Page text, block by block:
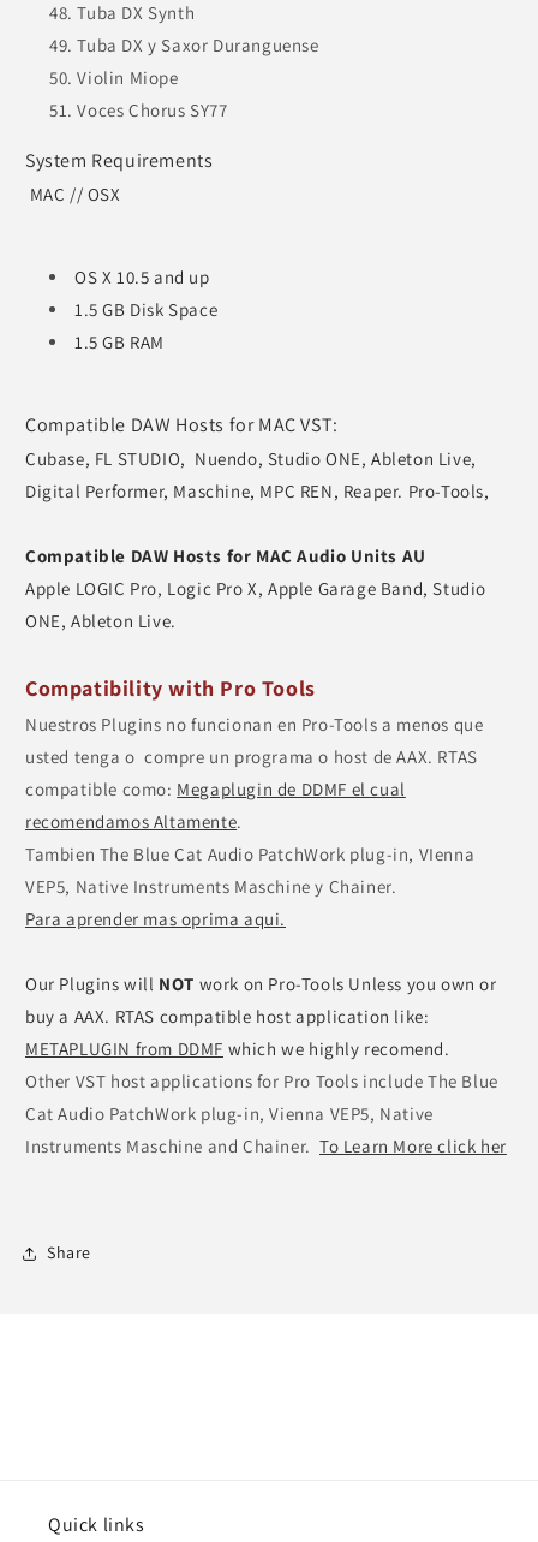
Tuba DX Synth
Tuba DX y Saxor Duranguense
Violin Miope
Voces Chorus SY77
System Requirements
MAC // OSX
OS X 10.5 and up
1.5 GB Disk Space
1.5 GB RAM
Compatible DAW Hosts for MAC VST:
Cubase, FL STUDIO, Nuendo, Studio ONE, Ableton Live,
Digital Performer, Maschine, MPC REN, Reaper. Pro-Tools,
Compatible DAW Hosts for MAC Audio Units AU
Apple LOGIC Pro, Logic Pro X, Apple Garage Band, Studio
ONE, Ableton Live.
Compatibility with Pro Tools
Nuestros Plugins no funcionan en Pro-Tools a menos que
usted tenga o compre un programa o host de AAX. RTAS
compatible como: Megaplugin de DDMF el cual
recomendamos Altamente.
Tambien The Blue Cat Audio PatchWork plug-in, VIenna
VEP5, Native Instruments Maschine y Chainer.
Para aprender mas oprima aqui.
Our Plugins will NOT work on Pro-Tools Unless you own or
buy a AAX. RTAS compatible host application like:
METAPLUGIN from DDMF which we highly recomend.
Other VST host applications for Pro Tools include The Blue
Cat Audio PatchWork plug-in, Vienna VEP5, Native
Instruments Maschine and Chainer.To Learn More click her
Share
Quick links